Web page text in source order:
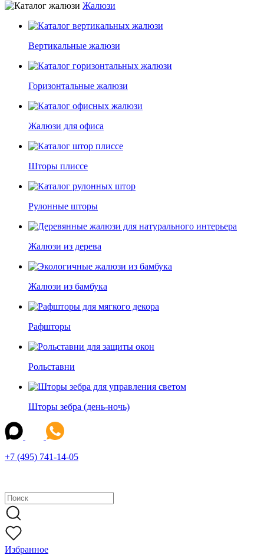
Жалюзи
Вертикальные жалюзи
Горизонтальные жалюзи
Жалюзи для офиса
Шторы плиссе
Рулонные шторы
Жалюзи из дерева
Жалюзи из бамбука
Рафшторы
Рольставни
Шторы зебра (день-ночь)
+7 (495) 741-14-05
Избранное